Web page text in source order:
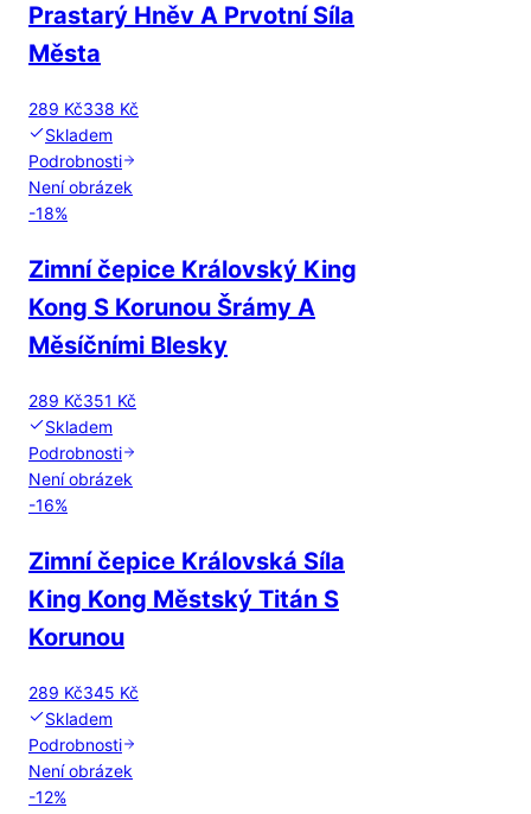
Prastarý Hněv A Prvotní Síla
Města
289 Kč338 Kč
Skladem
Podrobnosti
Není obrázek
-18%
Zimní čepice Královský King
Kong S Korunou Šrámy A
Měsíčními Blesky
289 Kč351 Kč
Skladem
Podrobnosti
Není obrázek
-16%
Zimní čepice Královská Síla
King Kong Městský Titán S
Korunou
289 Kč345 Kč
Skladem
Podrobnosti
Není obrázek
-12%